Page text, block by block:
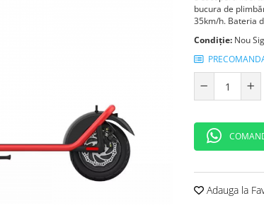
bucura de
35km/h. Bateria
Condiție: Nou
Adauga la